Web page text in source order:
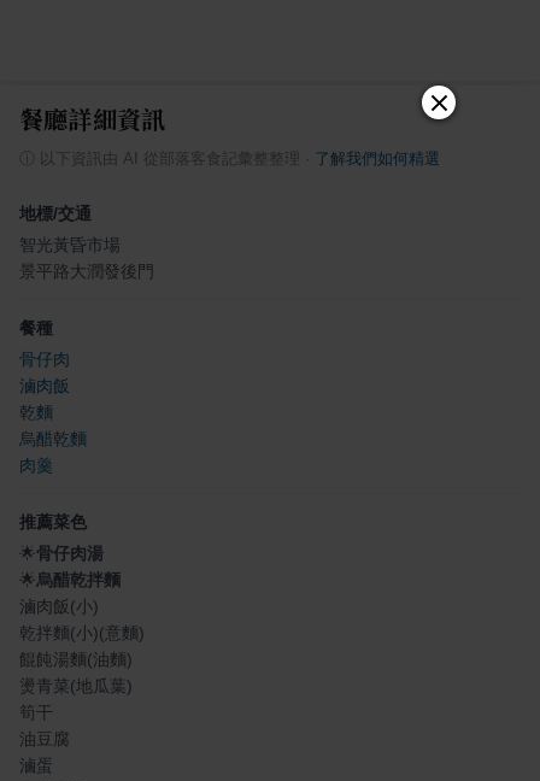
餐廳詳細資訊
以下資訊由 AI 從部落客食記彙整整理 了解我們如何精選
地標/交通
智光黃昏市場
景平路大潤發後門
餐種
骨仔肉
滷肉飯
乾麵
烏醋乾麵
肉羹
推薦菜色
🌟骨仔肉湯
🌟烏醋乾拌麵
滷肉飯(小)
乾拌麵(小)(意麵)
餛飩湯麵(油麵)
燙青菜(地瓜葉)
筍干
油豆腐
滷蛋